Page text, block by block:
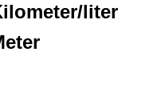
liter